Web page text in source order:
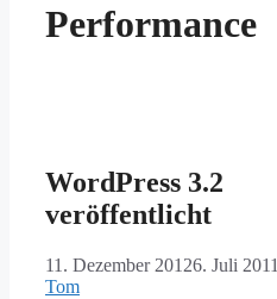
Performance
WordPress 3.2
veröffentlicht
11. Dezember 20126. Juli 2011
Tom